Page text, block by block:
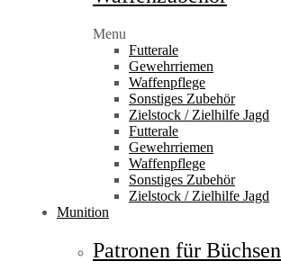
Menu
Futterale
Gewehrriemen
Waffenpflege
Sonstiges Zubehör
Zielstock / Zielhilfe Jagd
Futterale
Gewehrriemen
Waffenpflege
Sonstiges Zubehör
Zielstock / Zielhilfe Jagd
Munition
Patronen für Büchsen